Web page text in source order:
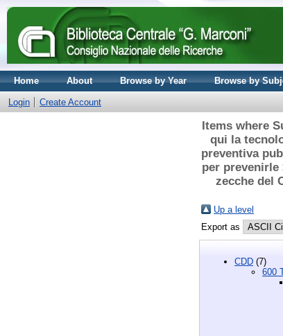
Home About Browse by Year Browse by
Login Create Account
Items where
qui la
preventiva
per prevenirle
zecche del
Up a level
Export as
CDD (7)
600